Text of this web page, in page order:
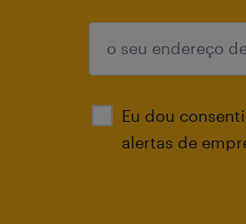
Eu dou
alertas de
enviar